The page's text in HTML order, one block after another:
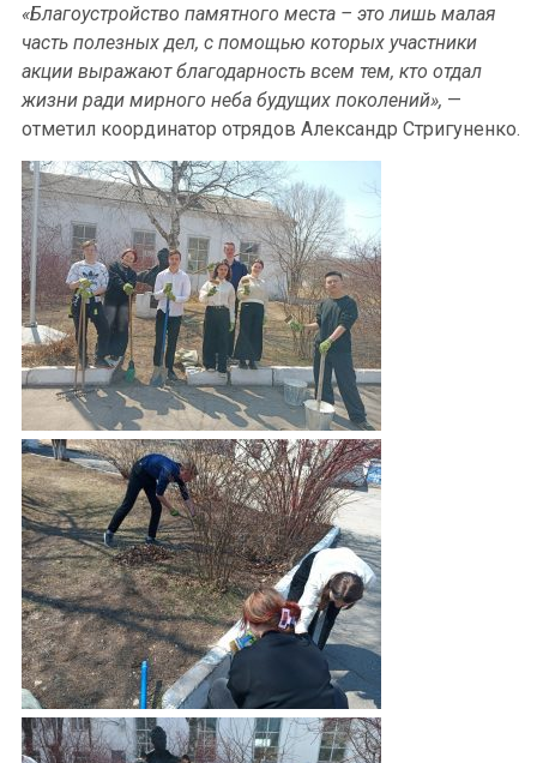
«Благоустройство памятного места – это лишь малая
часть полезных дел, с помощью которых участники
акции выражают благодарность всем тем, кто отдал
жизни ради мирного неба будущих поколений», —
отметил координатор отрядов Александр Стригуненко.